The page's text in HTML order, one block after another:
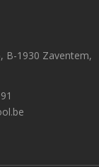
B-1930 Zaventem,